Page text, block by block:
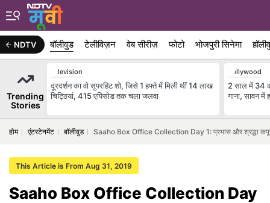
NDTV बॉलीवुड टेलीविज़न वेब सीरीज़ फोटो भोजपुरी सिनेमा
Trending
Stories
Television
दूरदर्शन का वो सुपरहिट शो, जिसे 1 हफ्ते में मिली थीं 14 लाख
चिट्ठियां, 415 एपिसोड तक चला जलवा
Bollywood
2 साल में 34
गाना, सावन
होम एंटरटेनमेंट बॉलीवुड Saaho Box Office Collection Day 1: प्रभास और श्रद्धा
This Article is From Aug 31, 2019
Saaho Box Office Collection Day